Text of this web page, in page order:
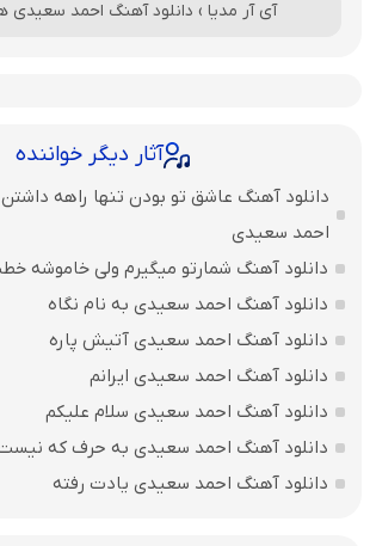
آی آر مدیا › دانلود آهنگ احمد
آثار دیگر خواننده
دانلود آهنگ عاشق تو بودن تنها راهه
احمد سعیدی
دانلود آهنگ شمارتو میگیرم ولی خاموشه
دانلود آهنگ احمد سعیدی به نام نگاه
دانلود آهنگ احمد سعیدی آتیش پاره
دانلود آهنگ احمد سعیدی ایرانم
دانلود آهنگ احمد سعیدی سلام علیکم
دانلود آهنگ احمد سعیدی به حرف که
دانلود آهنگ احمد سعیدی یادت رفته